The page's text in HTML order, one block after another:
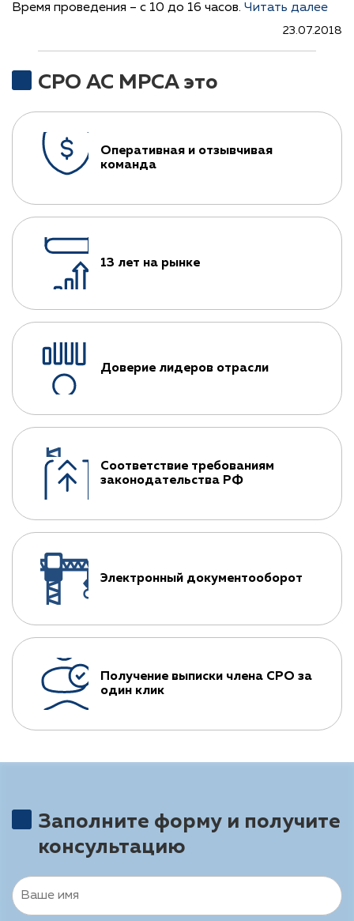
Время проведения – с 10 до 16 часов. Читать далее
23.07.2018
СРО АС МРСА это
Оперативная и отзывчивая
команда
13 лет на рынке
Доверие лидеров отрасли
Соответствие требованиям
законодательства РФ
Электронный документооборот
Получение выписки члена СРО за
один клик
Заполните форму и получите
консультацию